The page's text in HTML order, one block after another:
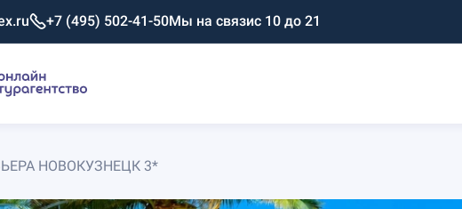
+7 (495) 502-41-50Мы на связис 10 до 21
НОВОКУЗНЕЦК 3*